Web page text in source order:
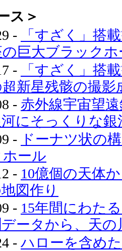
ス＞
-
「すざく」搭
巨大ブラック
-
「すざく」搭
新星残骸の撮影
- 赤外線宇宙望
にそっくりな銀
- ドーナツ状の
ール
- 10億個の天体
図作り
- 15年間にわた
ータから、天の
- ハローを含め